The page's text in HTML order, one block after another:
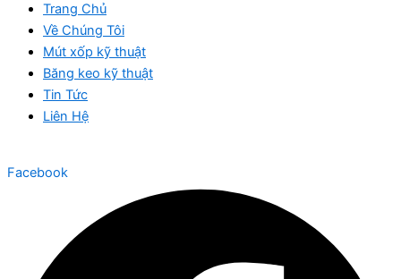
Trang Chủ
Về Chúng Tôi
Mút xốp kỹ thuật
Băng keo kỹ thuật
Tin Tức
Liên Hệ
Facebook